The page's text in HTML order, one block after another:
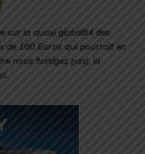
sur la quasi globalité des
de 160 Euros qui pourrait en
nous fustigez pas), la